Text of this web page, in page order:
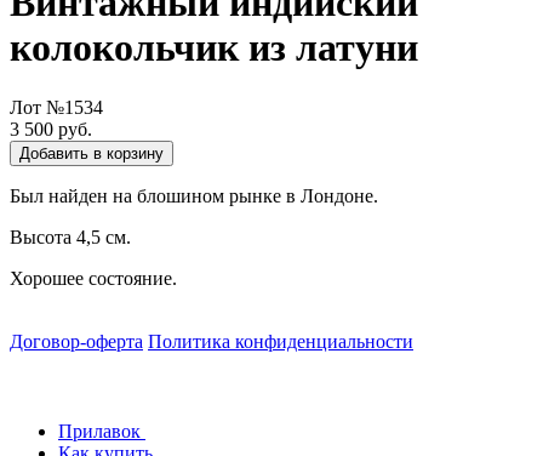
колокольчик из латуни
Лот №1534
3 500 руб.
Добавить в корзину
Был найден на блошином рынке в Лондоне.
Высота 4,5 см.
Хорошее состояние.
Договор-оферта Политика конфиденциальности
Прилавок